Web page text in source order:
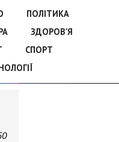
ПОЛІТИКА
ЗДОРОВ’Я
СПОРТ